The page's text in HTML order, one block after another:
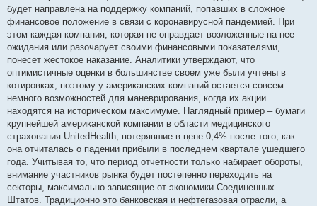
будет направлена на поддержку компаний, попавших в сложное
финансовое положение в связи с коронавирусной пандемией. При
этом каждая компания, которая не оправдает возложенные на нее
ожидания или разочарует своими финансовыми показателями,
понесет жестокое наказание. Аналитики утверждают, что
оптимистичные оценки в большинстве своем уже были учтены в
котировках, поэтому у американских компаний остается совсем
немного возможностей для маневрирования, когда их акции
находятся на историческом максимуме. Наглядный пример – бумаги
крупнейшей американской компании в области медицинского
страхования UnitedHealth, потерявшие в цене 0,4% после того, как
она отчиталась о падении прибыли в последнем квартале ушедшего
года. Учитывая то, что период отчетности только набирает обороты,
внимание участников рынка будет постепенно переходить на
секторы, максимально зависящие от экономики Соединенных
Штатов. Традиционно это банковская и нефтегазовая отрасли, а